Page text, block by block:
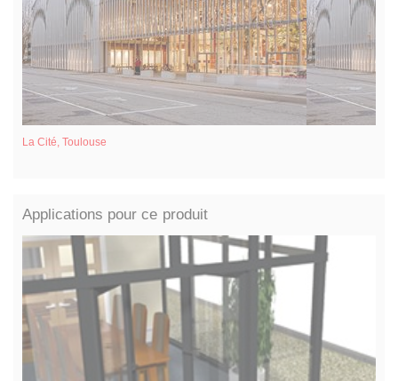
La Cité, Toulouse
Applications pour ce produit